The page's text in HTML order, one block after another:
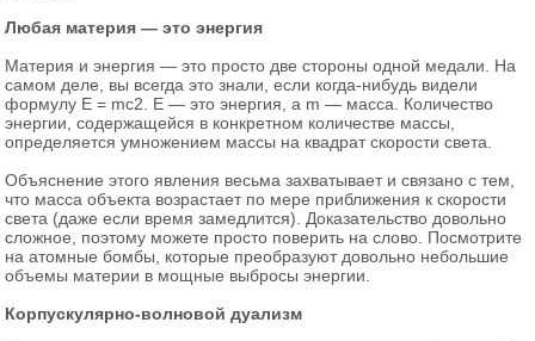
Любая материя — это энергия
Материя и энергия — это просто две стороны одной медали. На
самом деле, вы всегда это знали, если когда-нибудь видели
формулу E = mc2. E — это энергия, а m — масса. Количество
энергии, содержащейся в конкретном количестве массы,
определяется умножением массы на квадрат скорости света.
Объяснение этого явления весьма захватывает и связано с тем,
что масса объекта возрастает по мере приближения к скорости
света (даже если время замедлится). Доказательство довольно
сложное, поэтому можете просто поверить на слово. Посмотрите
на атомные бомбы, которые преобразуют довольно небольшие
объемы материи в мощные выбросы энергии.
Корпускулярно-волновой дуализм